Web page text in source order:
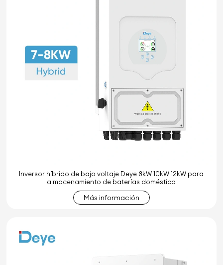
Inversor híbrido de bajo voltaje Deye 8kW 10kW 12kW para
almacenamiento de baterías doméstico
Más información